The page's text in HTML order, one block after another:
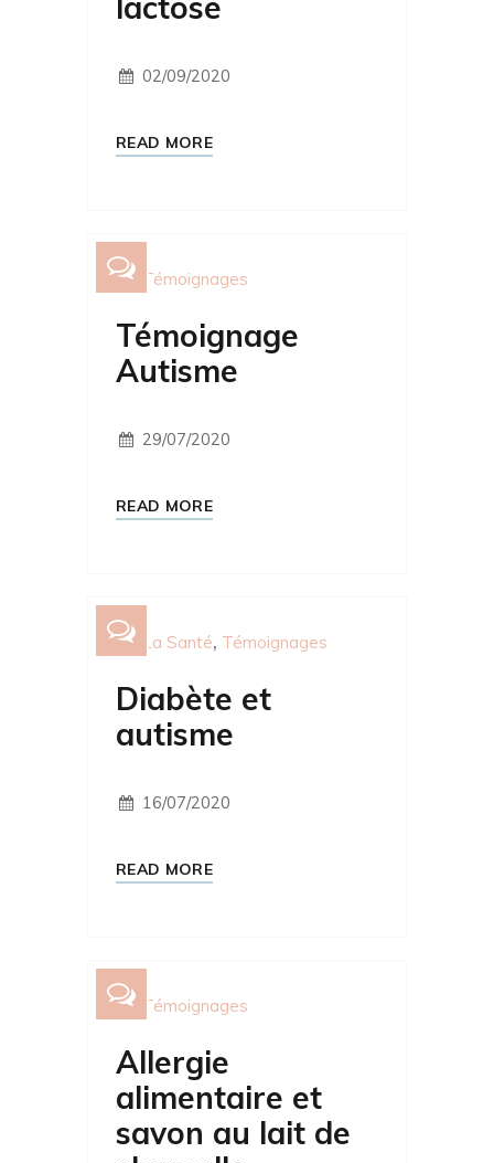
02/09/2020
READ MORE
Témoignages
Témoignage
Autisme
29/07/2020
READ MORE
La Santé Témoignages
Diabète et
autisme
16/07/2020
READ MORE
Témoignages
Allergie
alimentaire et
savon au lait de